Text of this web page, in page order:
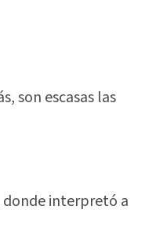
son escasas las
interpretó a